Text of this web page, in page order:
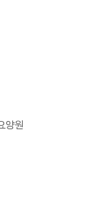
양원